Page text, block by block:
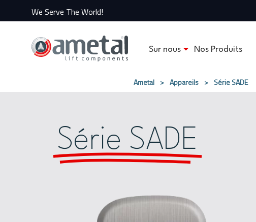
We Serve The World!
Sur nous Nos Produits
Ametal > Appareils > Série SADE
Série SADE